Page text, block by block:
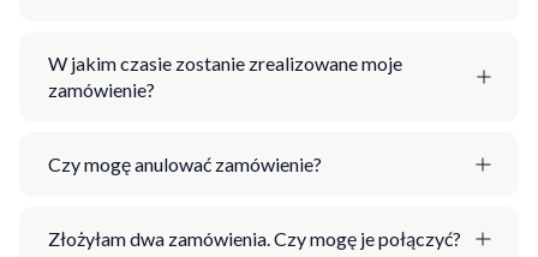
W jakim czasie zostanie zrealizowane moje
zamówienie?
Czy mogę anulować zamówienie?
Złożyłam dwa zamówienia. Czy mogę je połączyć?